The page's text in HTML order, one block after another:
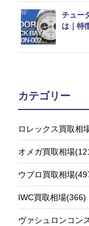
チュー
は｜特
カテゴリー
ロレックス買取相
オメガ買取相場
ウブロ買取相場
IWC買取相場(366)
ヴァシュロンコン